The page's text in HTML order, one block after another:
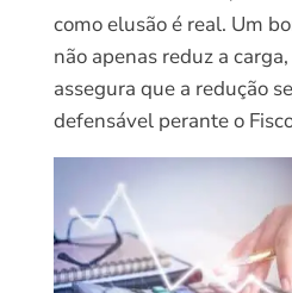
como elusão é real. Um
não apenas reduz a
assegura que a redução
defensável perante o